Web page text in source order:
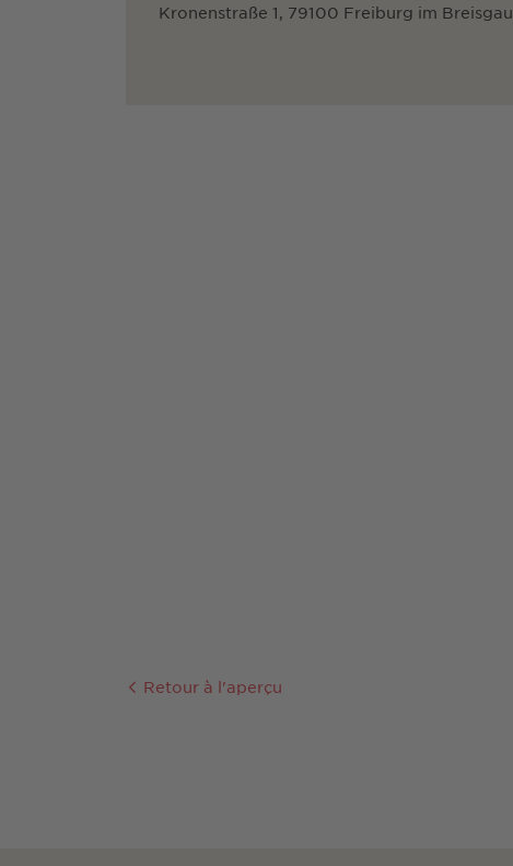
Kronenstraße 1, 79100 Freiburg im Breisgau
Retour à l'aperçu